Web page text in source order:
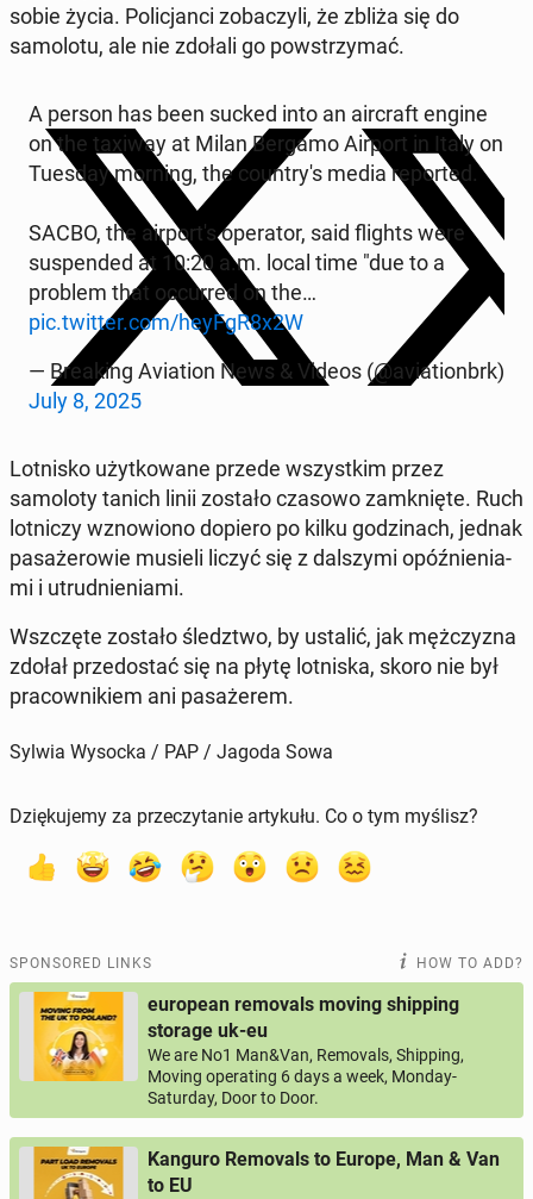
sobie życia. Polic­jan­ci zobaczyli, że zbliża się do
samolo­tu, ale nie zdołali go pow­strzy­mać.
A person has been sucked into an air­craft engine
on the taxiway at Milan Bergamo Airport in Italy on
Tuesday morning, the coun­try's media re­port­ed.
SACBO, the air­port's op­er­a­tor, said flights were
sus­pend­ed at 10:20 a.m. local time "due to a
problem that oc­curred on the…
pic.twitter.com/heyFgR8x2W
— Break­ing Avi­a­tion News & Videos (@avi­a­tion­brk)
July 8, 2025
Lot­nisko użytkowane przede wszys­tkim przez
samolo­ty tanich linii zostało czasowo zamknięte. Ruch
lot­niczy wznowiono dopiero po kilku godz­i­nach, jednak
pasażerowie musieli liczyć się z dal­szy­mi opóźnieni­a­
mi i utrud­nieni­a­mi.
Wszczęte zostało śledzt­wo, by ustalić, jak mężczyz­na
zdołał prze­dostać się na płytę lot­niska, skoro nie był
pra­cown­ikiem ani pasażerem.
Sylwia Wysocka / PAP / Jagoda Sowa
Dziękujemy za przeczytanie artykułu. Co o tym myślisz?
SPONSORED LINKS HOW TO ADD?
european removals moving shipping
storage uk-eu
We are No1 Man&Van, Removals, Shipping,
Moving operating 6 days a week, Monday-
Saturday, Door to Door.
Kanguro Removals to Europe, Man & Van
to EU